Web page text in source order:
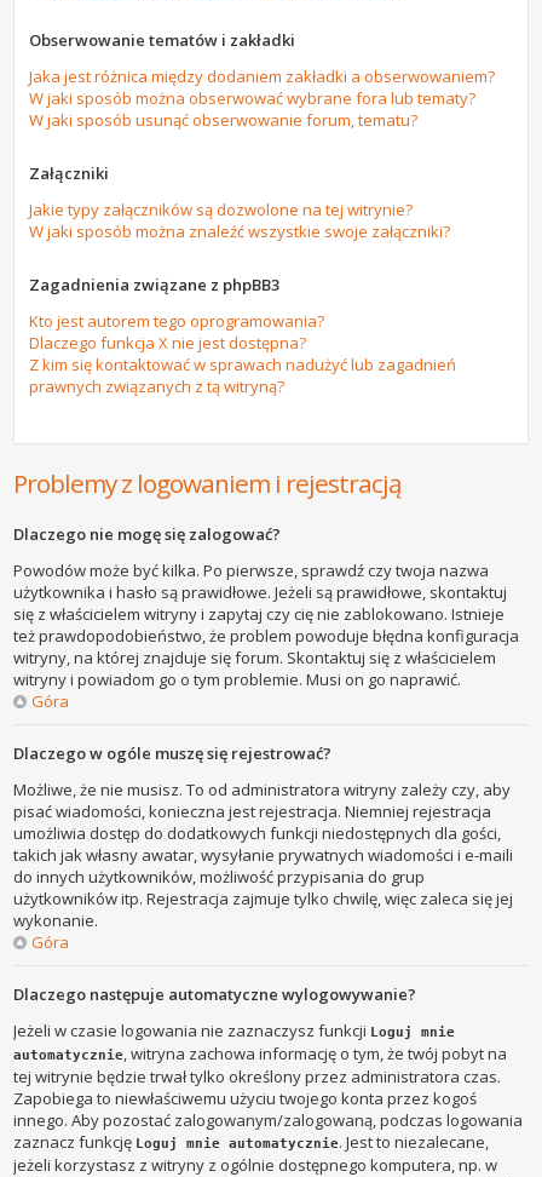
Obserwowanie tematów i zakładki
Jaka jest różnica między dodaniem zakładki a obserwowaniem?
W jaki sposób można obserwować wybrane fora lub tematy?
W jaki sposób usunąć obserwowanie forum, tematu?
Załączniki
Jakie typy załączników są dozwolone na tej witrynie?
W jaki sposób można znaleźć wszystkie swoje załączniki?
Zagadnienia związane z phpBB3
Kto jest autorem tego oprogramowania?
Dlaczego funkcja X nie jest dostępna?
Z kim się kontaktować w sprawach nadużyć lub zagadnień
prawnych związanych z tą witryną?
Problemy z logowaniem i rejestracją
Dlaczego nie mogę się zalogować?
Powodów może być kilka. Po pierwsze, sprawdź czy twoja nazwa
użytkownika i hasło są prawidłowe. Jeżeli są prawidłowe, skontaktuj
się z właścicielem witryny i zapytaj czy cię nie zablokowano. Istnieje
też prawdopodobieństwo, że problem powoduje błędna konfiguracja
witryny, na której znajduje się forum. Skontaktuj się z właścicielem
witryny i powiadom go o tym problemie. Musi on go naprawić.
Góra
Dlaczego w ogóle muszę się rejestrować?
Możliwe, że nie musisz. To od administratora witryny zależy czy, aby
pisać wiadomości, konieczna jest rejestracja. Niemniej rejestracja
umożliwia dostęp do dodatkowych funkcji niedostępnych dla gości,
takich jak własny awatar, wysyłanie prywatnych wiadomości i e-maili
do innych użytkowników, możliwość przypisania do grup
użytkowników itp. Rejestracja zajmuje tylko chwilę, więc zaleca się jej
wykonanie.
Góra
Dlaczego następuje automatyczne wylogowywanie?
Jeżeli w czasie logowania nie zaznaczysz funkcji Loguj mnie
automatycznie, witryna zachowa informację o tym, że twój pobyt na
tej witrynie będzie trwał tylko określony przez administratora czas.
Zapobiega to niewłaściwemu użyciu twojego konta przez kogoś
innego. Aby pozostać zalogowanym/zalogowaną, podczas logowania
zaznacz funkcję Loguj mnie automatycznie. Jest to niezalecane,
jeżeli korzystasz z witryny z ogólnie dostępnego komputera, np. w